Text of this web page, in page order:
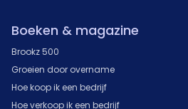
Boeken & magazine
Brookz 500
Groeien door overname
Hoe koop ik een bedrijf
Hoe verkoop ik een bedrijf